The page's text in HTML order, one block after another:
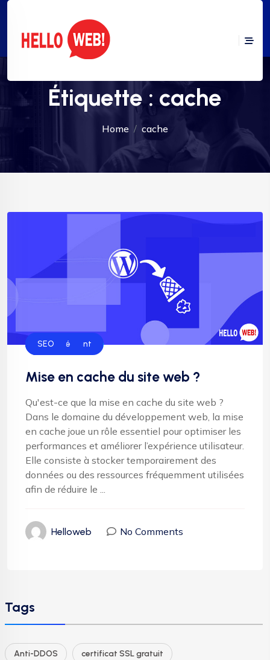
Étiquette : cache
Home cache
Hébergement
Sécurité
SEO
Mise en cache du site web ?
Qu'est-ce que la mise en cache du site web ?
Dans le domaine du développement web, la mise
en cache joue un rôle essentiel pour optimiser les
performances et améliorer l’expérience utilisateur.
Elle consiste à stocker temporairement des
données ou des ressources fréquemment utilisées
afin de réduire le ...
Helloweb No Comments
Tags
Anti-DDOS certificat SSL gratuit